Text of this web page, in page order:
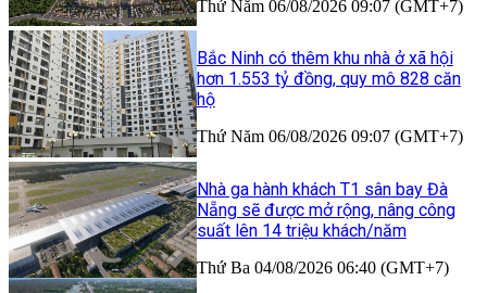
Thứ Năm 06/08/2026 09:07 (GMT+7)
Bắc Ninh có thêm khu nhà ở xã hội
hơn 1.553 tỷ đồng, quy mô 828 căn
hộ
Thứ Năm 06/08/2026 09:07 (GMT+7)
Nhà ga hành khách T1 sân bay Đà
Nẵng sẽ được mở rộng, nâng công
suất lên 14 triệu khách/năm
Thứ Ba 04/08/2026 06:40 (GMT+7)